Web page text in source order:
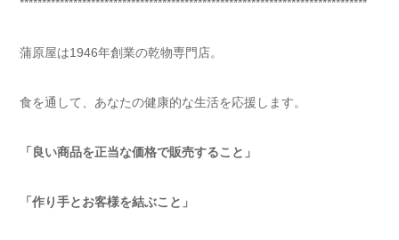
蒲原屋は1946年創業の乾物専門店。
食を通して、あなたの健康的な生活を応援します。
「良い商品を正当な価格で販売すること」
「作り手とお客様を結ぶこと」